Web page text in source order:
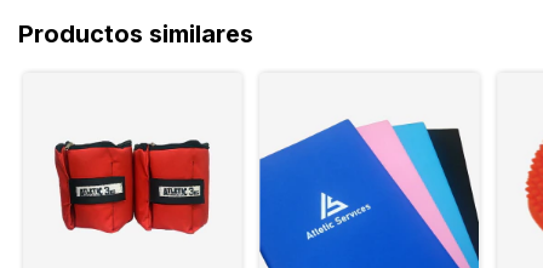
Productos similares